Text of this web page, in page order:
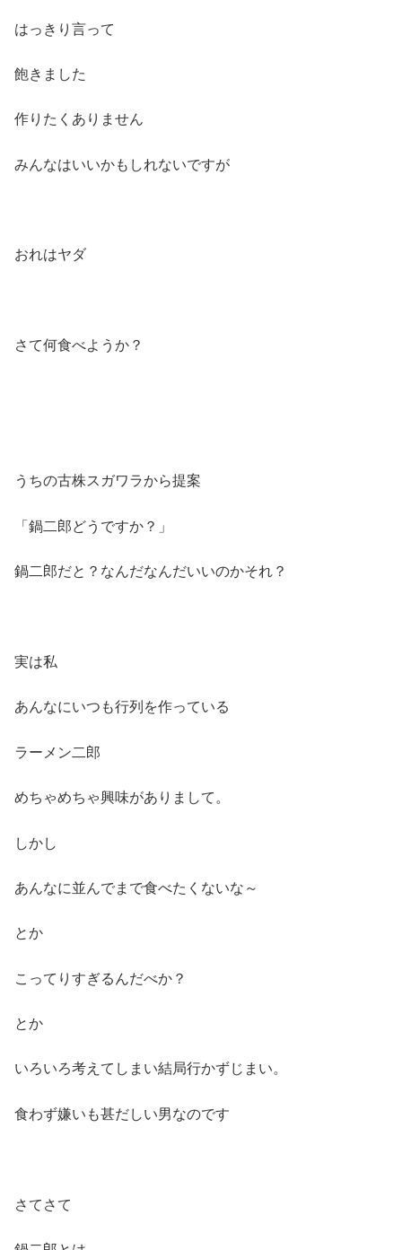
はっきり言って
飽きました
作りたくありません
みんなはいいかもしれないですが
おれはヤダ
さて何食べようか？
うちの古株スガワラから提案
「鍋二郎どうですか？」
鍋二郎だと？なんだなんだいいのかそれ？
実は私
あんなにいつも行列を作っている
ラーメン二郎
めちゃめちゃ興味がありまして。
しかし
あんなに並んでまで食べたくないな～
とか
こってりすぎるんだべか？
とか
いろいろ考えてしまい結局行かずじまい。
食わず嫌いも甚だしい男なのです
さてさて